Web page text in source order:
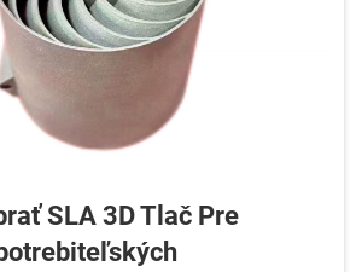
SLA 3D Tlač Pre